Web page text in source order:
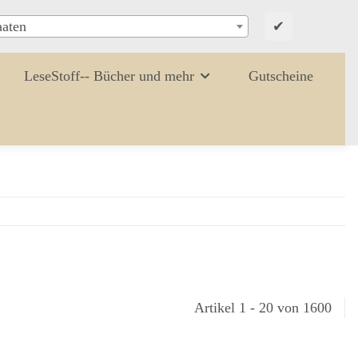
✔
LeseStoff-- Bücher und mehr Gutscheine
Artikel 1 - 20 von 1600